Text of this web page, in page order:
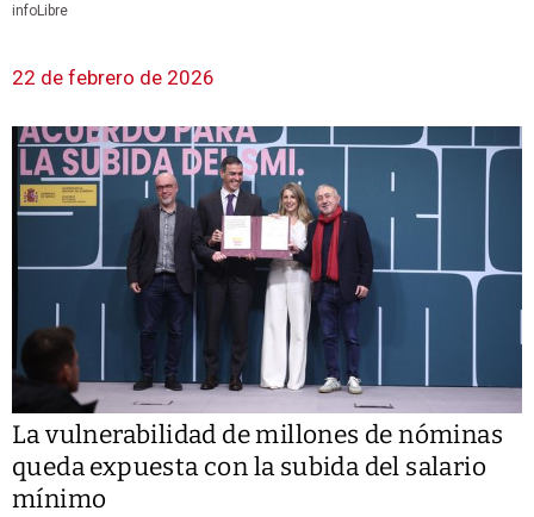
infoLibre
22 de febrero de 2026
La vulnerabilidad de millones de nóminas
queda expuesta con la subida del salario
mínimo